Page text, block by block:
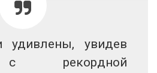
увидев
рекордной